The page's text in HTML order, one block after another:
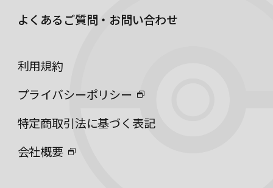
よくあるご質問・お問い合わせ
利用規約
プライバシーポリシー
特定商取引法に基づく表記
会社概要